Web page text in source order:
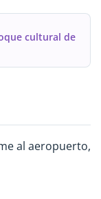
cultural de
al aeropuerto,